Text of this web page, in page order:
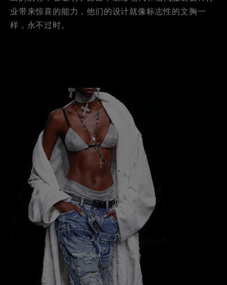
业带来惊喜的能力，他们的设计就像标志性的文胸一
样，永不过时。